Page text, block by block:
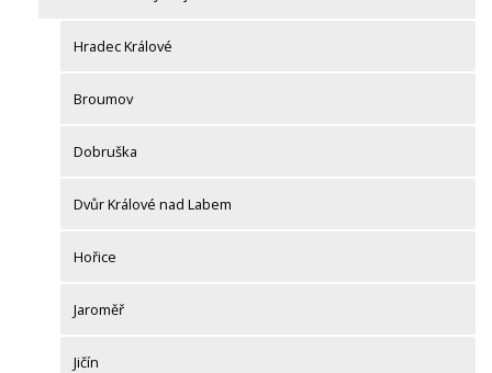
Hradec Králové
Broumov
Dobruška
Dvůr Králové nad Labem
Hořice
Jaroměř
Jičín